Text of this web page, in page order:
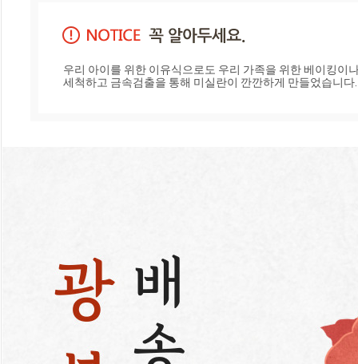
우리 아이를 위한 이유식으로도 우리 가족을 위한 베이킹이
세척하고 금속검출을 통해 미실란이 깐깐하게 만들었습니다.